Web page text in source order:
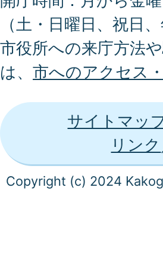
（土・日曜日、祝日
市役所への来庁方法
は、 市へのアクセス
サイトマッ
リンク
Copyright (c) 2024